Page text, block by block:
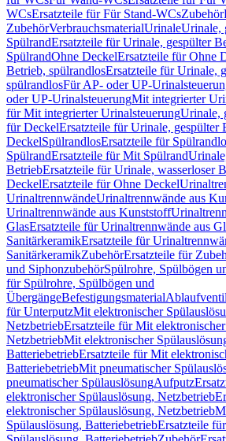
WCsErsatzteile für Für Stand-WCsZubehör
ZubehörVerbrauchsmaterialUrinaleUrinale,
SpülrandErsatzteile für Urinale, gespülter
SpülrandOhne DeckelErsatzteile für Ohne
Betrieb, spülrandlosErsatzteile für Urinale,
spülrandlosFür AP- oder UP-
oder UP-UrinalsteuerungMit integrierter
für Mit integrierter UrinalsteuerungUrinale,
für DeckelErsatzteile für Urinale, gespülter
DeckelSpülrandlosErsatzteile für
SpülrandErsatzteile für Mit Spülrand
BetriebErsatzteile für Urinale, wasserloser
DeckelErsatzteile für Ohne Deckel
UrinaltrennwändeUrinaltrennwände aus
Urinaltrennwände aus Kunststoff
GlasErsatzteile für Urinaltrennwände aus
SanitärkeramikErsatzteile für
SanitärkeramikZubehörErsatzteile für
und SiphonzubehörSpülrohre, Spülbögen
für Spülrohre, Spülbögen und
ÜbergängeBefestigungsmaterial
für UnterputzMit elektronischer
NetzbetriebErsatzteile für Mit
NetzbetriebMit elektronischer
BatteriebetriebErsatzteile für Mit
BatteriebetriebMit pneumatischer
pneumatischer SpülauslösungAufputz
elektronischer Spülauslösung, Netzbetrieb
elektronischer Spülauslösung, Netzbetrieb
Spülauslösung, BatteriebetriebErsatzteile